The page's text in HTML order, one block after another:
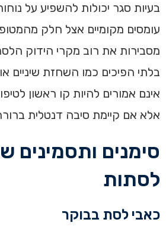
בעיות סגר יכולות להשפיע על
עומסים מקומיים אצל חלק
מסבירות את רוב מקרי הידוק
בלתי הפיכים כמו השחזת שיניים או
אינם אמורים להיות קו ראשון
אלא אם קיימת סיבה דנטלית
סימנים ותסמינים
לסתות
כאבי לסת בבוקר